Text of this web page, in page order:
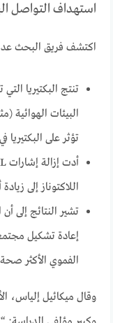
استهداف التواصل
اكتشف فريق البحث عدة
البيئات الهوائية
تؤثر على
اللاكتوناز إلى
تشير النتائج إلى
إعادة تشكيل
الفموي الأكثر
وقال ميكائيل إلياس،